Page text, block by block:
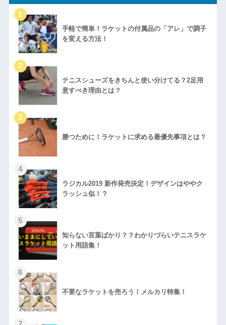
手軽で簡単！ラケットの付属品の「アレ」で調子
を変える方法！
テニスシューズをきちんと使い分けてる？2足用
意すべき理由とは？
勝つために！ラケットに求める最優先事項とは？
ラジカル2019 新作発売決定！デザインはややク
ラッシュ似！？
知らない言葉ばかり？？わかりづらいテニスラケ
ット用語集！
不要なラケットを売ろう！メルカリ特集！